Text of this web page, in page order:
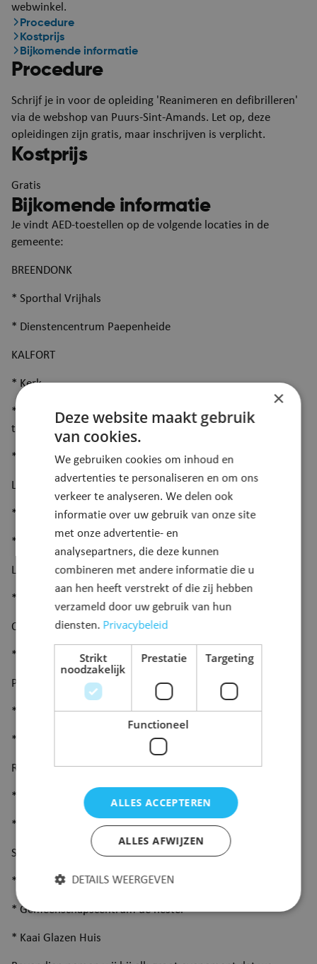
webwinkel.
Procedure
Kostprijs
Bijkomende informatie
Procedure
Schrijf je in voor de opleiding 'Reanimeren en defibrilleren'
via de webshop van Puurs-Sint-Amands. Let op, deze
opleidingen zijn gratis, maar inschrijven is verplicht.
Kostprijs
Gratis
Bijkomende informatie
Je vindt AED-toestellen op de volgende locaties in de
gemeente:
BREENDONK
* Sporthal Vrijhals
* Dienstencentrum Paepenheide
KALFORT
* Kerk
* Sportpark De Schans vooraan infopunt en achteraan aan
ticketzuil voetbal
* Bos van Coolhem
LIEZELE
* Sporthal
* Park Fort Liezele
LIPPELO
* Sportsite
OPPUURS
* Sportsite
PUURS
* Sport- en Evenementenhal Binder
* Hoogstraat ter hoogte van de doorsteek naar de Bib
RUISBROEK
* Dienstencentrum De Nieuwe Ark
* Flegado Achterhoefweg
SINT-AMANDS
* Sporthal
* Gemeenschapscentrum de nestel
* Kaai Glazen Huis
×
Deze website maakt gebruik
van cookies.
We gebruiken cookies om inhoud en
advertenties te personaliseren en om ons
verkeer te analyseren. We delen ook
informatie over uw gebruik van onze site
met onze advertentie- en
analysepartners, die deze kunnen
combineren met andere informatie die u
aan hen heeft verstrekt of die zij hebben
verzameld door uw gebruik van hun
diensten. Privacybeleid
Strikt
noodzakelijk
Prestatie Targeting
Functioneel
ALLES ACCEPTEREN
ALLES AFWIJZEN
DETAILS WEERGEVEN
Strikt noodzakelijk
Functioneel